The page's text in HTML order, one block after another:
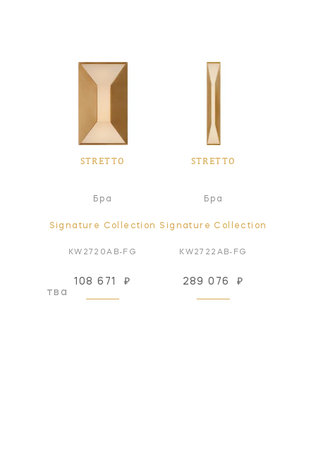
STRETTO
Бра
Signature Collection
KW2720AB-FG
108 671 ₽
STRETTO
Бра
Signature Collection
KW2722AB-FG
289 076 ₽